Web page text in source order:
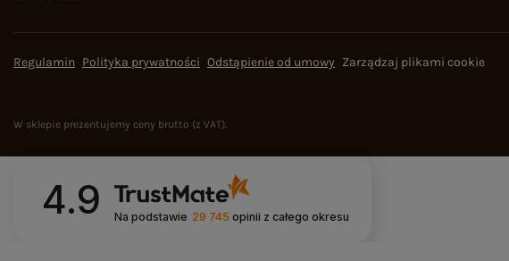
Regulamin Polityka prywatności Odstąpienie od umowy Zarządzaj plikami cookie
W sklepie prezentujemy ceny brutto (z VAT).
4.9 Na podstawie 29 745 opinii z całego okresu